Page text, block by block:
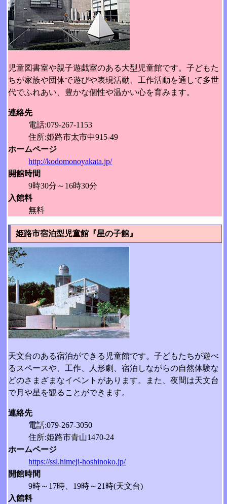
児童図書室や親子遊戯室のある大型児童館です。子どもた
ちが家族や団体で遊びや表現活動、工作活動を通して多世
代でふれあい、豊かな個性や温かい心を育みます。
連絡先
電話:079-267-1153
住所:姫路市太市中915-49
ホームページ
http://kodomonoyakata.jp/
開館時間
9時30分～16時30分
入館料
無料
姫路市宿泊型児童館『星の子館』
天文台のある宿泊ができる児童館です。子どもたちが遊べ
るスペースや、工作、人形劇、宿泊しながらの自然体験な
どのさまざまなイベントがあります。また、夜間は天文台
で月や星を観ることができます。
連絡先
電話:079-267-3050
住所:姫路市青山1470-24
ホームページ
https://ssl.himeji-hoshinoko.jp/
開館時間
9時～17時、19時～21時(天文台)
入館料